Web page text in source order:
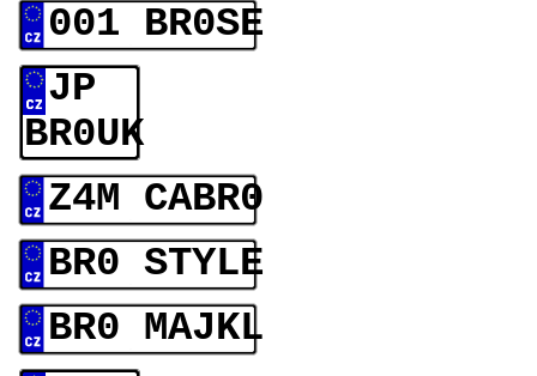
001 BR0SE
JP
BR0UK
Z4M CABR0
BR0 STYLE
BR0 MAJKL